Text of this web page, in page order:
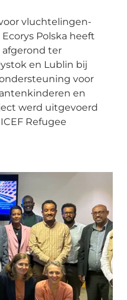
vluchtelingen-
Polska heeft
ter
en Lublin bij
voor
en
werd uitgevoerd
Refugee